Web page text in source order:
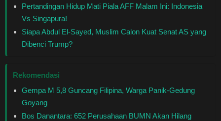
Healthstyle
Essai
Cerpen
Kolom
Pertandingan Hidup Mati Piala AFF Malam Ini: Indonesia
Vs Singapura!
Siapa Abdul El-Sayed, Muslim Calon Kuat Senat AS yang
Dibenci Trump?
Rekomendasi
Gempa M 5,8 Guncang Filipina, Warga Panik-Gedung
Goyang
Bos Danantara: 652 Perusahaan BUMN Akan Hilang